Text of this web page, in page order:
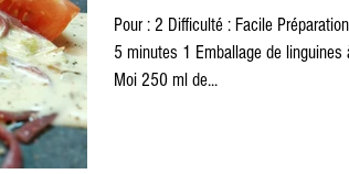
Pour : 2 Difficulté : Facile
5 minutes 1 Emballage de linguines
Moi 250 ml de...